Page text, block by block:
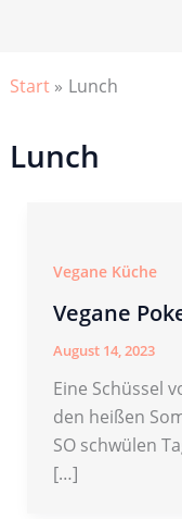
Start Lunch
Lunch
Vegane Küche
Vegane
August 14, 2023
Eine Schüssel
den heißen
SO schwülen
[…]